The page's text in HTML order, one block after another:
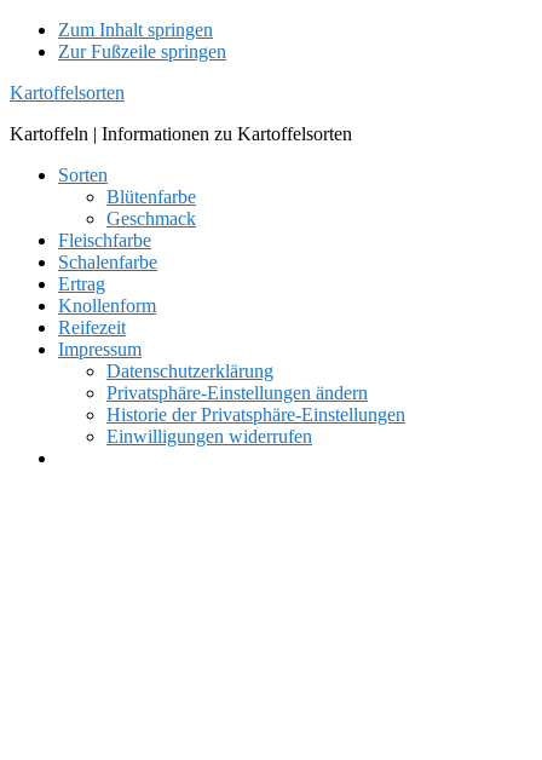
Zum Inhalt springen
Zur Fußzeile springen
Kartoffelsorten
Kartoffeln | Informationen zu Kartoffelsorten
Sorten
Blütenfarbe
Geschmack
Fleischfarbe
Schalenfarbe
Ertrag
Knollenform
Reifezeit
Impressum
Datenschutzerklärung
Privatsphäre-Einstellungen ändern
Historie der Privatsphäre-Einstellungen
Einwilligungen widerrufen